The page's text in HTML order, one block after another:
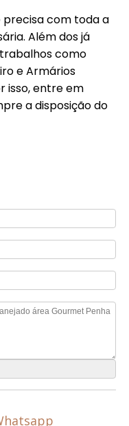
precisa com toda a
Além dos já
como
e Armários
isso, entre em
a disposição do